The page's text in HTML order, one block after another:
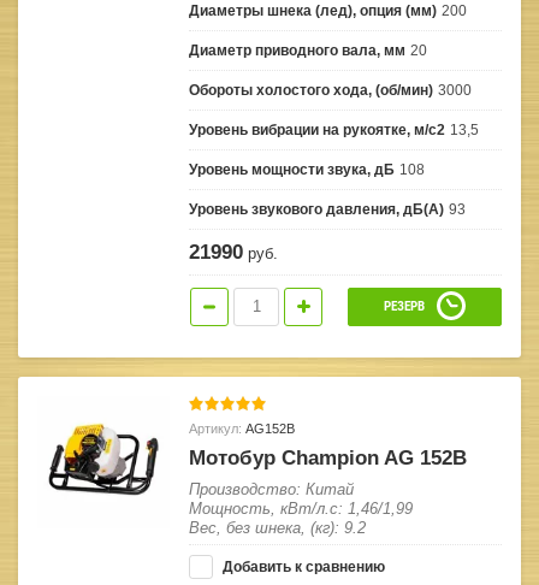
Диаметры шнека (лед), опция (мм) 200
Диаметр приводного вала, мм 20
Обороты холостого хода, (об/мин) 3000
Уровень вибрации на рукоятке, м/с2 13,5
Уровень мощности звука, дБ 108
Уровень звукового давления, дБ(A) 93
21990 руб.
РЕЗЕРВ
Артикул: AG152B
Мотобур Champion AG 152B
Производство: Китай
Мощность, кВт/л.с: 1,46/1,99
Вес, без шнека, (кг): 9.2
Добавить к сравнению